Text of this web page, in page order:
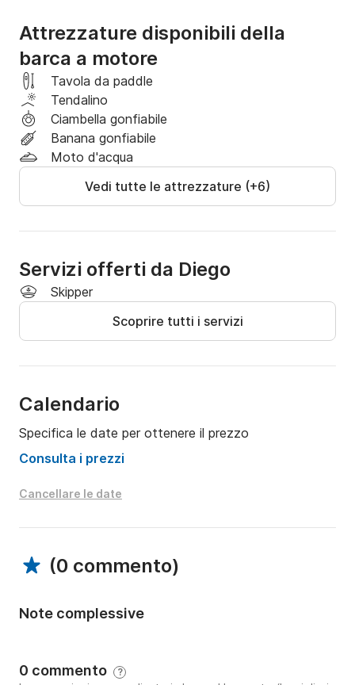
Attrezzature disponibili della
barca a motore
Tavola da paddle
Tendalino
Ciambella gonfiabile
Banana gonfiabile
Moto d'acqua
Vedi tutte le attrezzature (+6)
Servizi offerti da Diego
Skipper
Scoprire tutti i servizi
Calendario
Specifica le date per ottenere il prezzo
Consulta i prezzi
Cancellare le date
(0 commento)
Note complessive
0 commento ?